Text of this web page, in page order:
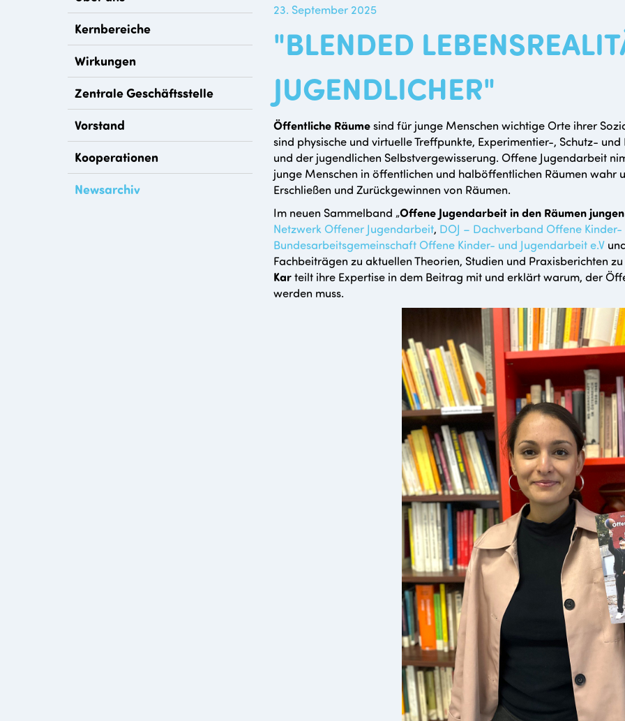
Kernbereiche
Wirkungen
Zentrale Geschäftsstelle
Vorstand
Kooperationen
Newsarchiv
23. September 2025
"BLENDED
JUGENDLICHER"
Öffentliche Räumesind für junge Menschen wichtige Orte ihrer
sind physische und virtuelle Treffpunkte, Experimentier-, Schutz-
und der jugendlichen Selbstvergewisserung. Offene Jugendarbeit
junge Menschen in öffentlichen und halböffentlichen Räumen wahr
Erschließen und Zurückgewinnen von Räumen.
Im neuen Sammelband „Offene Jugendarbeit in den Räumen
Netzwerk Offener Jugendarbeit, DOJ – Dachverband Offene
Bundesarbeitsgemeinschaft Offene Kinder- und Jugendarbeit e.V
Fachbeiträgen zu aktuellen Theorien, Studien und Praxisberichten
Karteilt ihre Expertise in dem Beitrag mit und erklärt warum, der
werden muss.